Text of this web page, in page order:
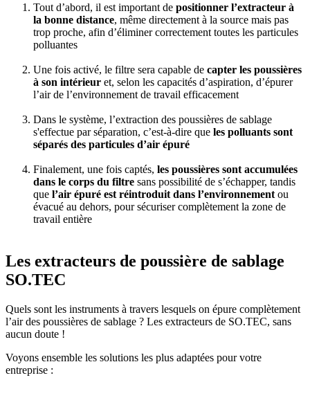
Tout d’abord, il est important de positionner l’extracteur à
la bonne distance, même directement à la source mais pas
trop proche, afin d’éliminer correctement toutes les particules
polluantes
Une fois activé, le filtre sera capable de capter les poussières
à son intérieur et, selon les capacités d’aspiration, d’épurer
l’air de l’environnement de travail efficacement
Dans le système, l’extraction des poussières de sablage
s'effectue par séparation, c’est-à-dire que les polluants sont
séparés des particules d’air épuré
Finalement, une fois captés, les poussières sont accumulées
dans le corps du filtre sans possibilité de s’échapper, tandis
que l’air épuré est réintroduit dans l’environnement ou
évacué au dehors, pour sécuriser complètement la zone de
travail entière
Les extracteurs de poussière de sablage
SO.TEC
Quels sont les instruments à travers lesquels on épure complètement
l’air des poussières de sablage ? Les extracteurs de SO.TEC, sans
aucun doute !
Voyons ensemble les solutions les plus adaptées pour votre
entreprise :